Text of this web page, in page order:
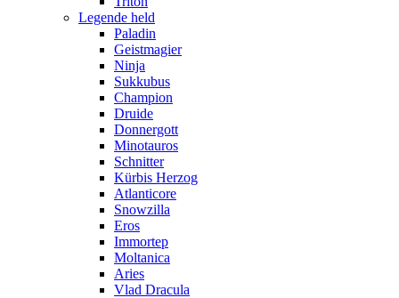
Legende held
Paladin
Geistmagier
Ninja
Sukkubus
Champion
Druide
Donnergott
Minotauros
Schnitter
Kürbis Herzog
Atlanticore
Snowzilla
Eros
Immortep
Moltanica
Aries
Vlad Dracula